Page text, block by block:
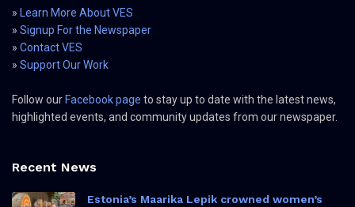
» Learn More About VES
» Signup For the Newspaper
» Contact VES
» Support Our Work
Follow our Facebook page to stay up to date with the latest news,
highlighted events, and community updates from our newspaper.
Recent News
Estonia’s Maarika Lepik crowned women’s